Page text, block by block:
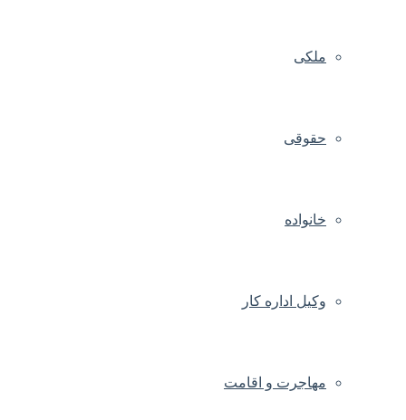
ملکی
حقوقی
خانواده
وکیل اداره کار
مهاجرت و اقامت